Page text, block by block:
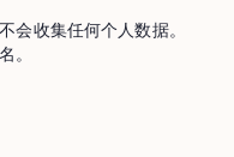
会收集任何个人数据。
。